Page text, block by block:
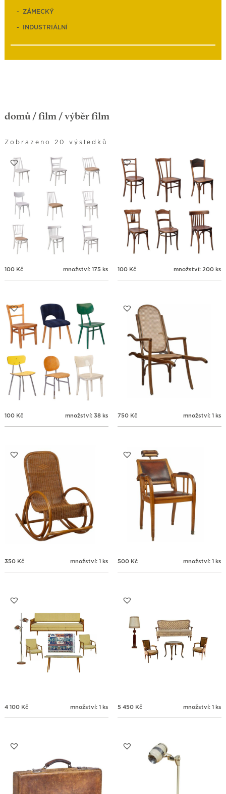
ZÁMECKÝ
INDUSTRIÁLNÍ
domů / film / výběr film
Zobrazeno 20 výsledků
100 Kč množství: 175 ks 100 Kč množství: 200 ks
100 Kč množství: 38 ks 750 Kč množství: 1 ks
350 Kč množství: 1 ks 500 Kč množství: 1 ks
4 100 Kč množství: 1 ks 5 450 Kč množství: 1 ks